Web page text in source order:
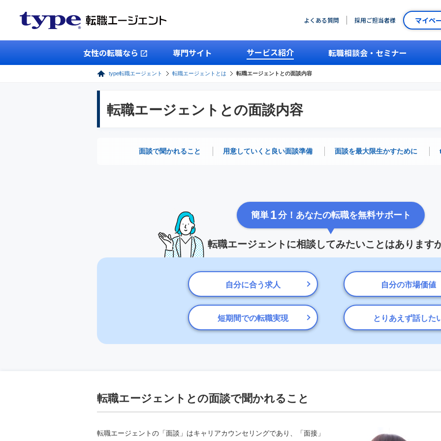
よくある質問 採用ご担当者様 マイペ
女性の転職なら 専門サイト サービス紹介 転職相談会・セミナー
type転職エージェント 転職エージェントとは 転職エージェントとの面談内容
転職エージェントとの面談内容
面談で聞かれること 用意していくと良い面談準備 面談を最大限生かすために
簡単 1分！あなたの転職を無料サポート
転職エージェントに相談してみたいことはあります
自分に合う求人 自分の市場価値
短期間での転職実現 とりあえず話した
転職エージェントとの面談で聞かれること
転職エージェントの「面談」はキャリアカウンセリングであり、「面接」